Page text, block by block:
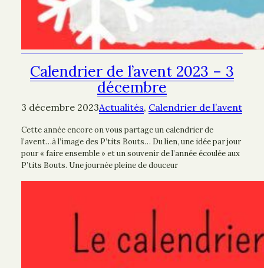
Calendrier de l’avent 2023 – 3
décembre
3 décembre 2023Actualités, Calendrier de l’avent
Cette année encore on vous partage un calendrier de
l’avent…à l’image des P’tits Bouts… Du lien, une idée par jour
pour « faire ensemble » et un souvenir de l’année écoulée aux
P’tits Bouts. Une journée pleine de douceur